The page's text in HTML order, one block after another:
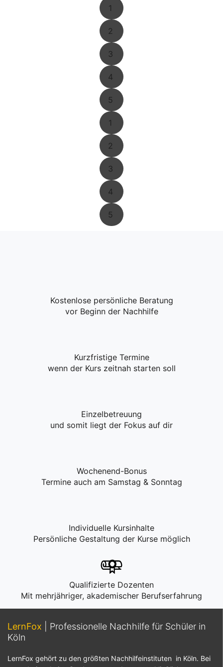
1
2
3
4
5
1
2
3
4
5
Kostenlose persönliche Beratung
vor Beginn der Nachhilfe
Kurzfristige Termine
wenn der Kurs zeitnah starten soll
Einzelbetreuung
und somit liegt der Fokus auf dir
Wochenend-Bonus
Termine auch am Samstag & Sonntag
Individuelle Kursinhalte
Persönliche Gestaltung der Kurse möglich
Qualifizierte Dozenten
Mit mehrjähriger, akademischer Berufserfahrung
LernFox
| Professionelle Nachhilfe für Schüler in
Köln
LernFox gehört zu den größten Nachhilfeinstituten in Köln. Bei